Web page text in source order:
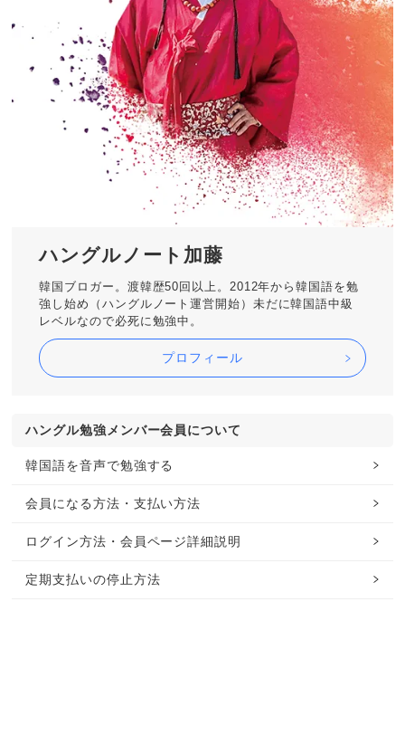
ハングルノート加藤
韓国ブロガー。渡韓歴50回以上。2012年から韓国語を勉
強し始め（ハングルノート運営開始）未だに韓国語中級
レベルなので必死に勉強中。
プロフィール
ハングル勉強メンバー会員について
韓国語を音声で勉強する
会員になる方法・支払い方法
ログイン方法・会員ページ詳細説明
定期支払いの停止方法